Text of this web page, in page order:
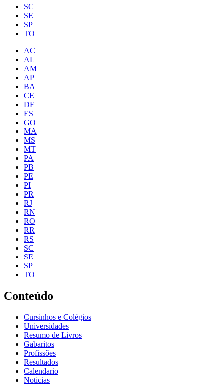
SC
SE
SP
TO
AC
AL
AM
AP
BA
CE
DF
ES
GO
MA
MS
MT
PA
PB
PE
PI
PR
RJ
RN
RO
RR
RS
SC
SE
SP
TO
Conteúdo
Cursinhos e Colégios
Universidades
Resumo de Livros
Gabaritos
Profissões
Resultados
Calendario
Noticias